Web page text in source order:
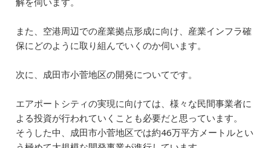
また、空港周辺での産業拠点形成に向け、産業インフラ確
保にどのように取り組んでいくのか伺います。
次に、成田市小菅地区の開発についてです。
エアポートシティの実現に向けては、様々な民間事業者に
よる投資が行われていくことも必要だと思っています。
そうした中、成田市小菅地区では約46万平方メートルとい